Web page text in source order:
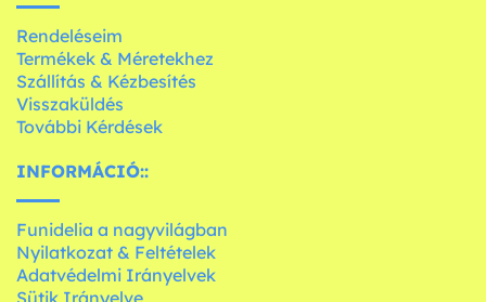
Rendeléseim
Termékek & Méretekhez
Szállítás & Kézbesítés
Visszaküldés
További Kérdések
INFORMÁCIÓ::
Funidelia a nagyvilágban
Nyilatkozat & Feltételek
Adatvédelmi Irányelvek
Sütik Irányelve